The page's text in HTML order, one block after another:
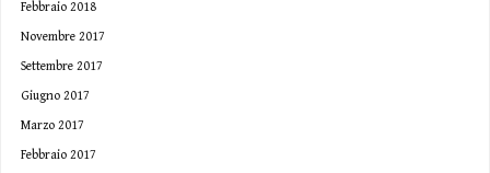
Febbraio 2018
Novembre 2017
Settembre 2017
Giugno 2017
Marzo 2017
Febbraio 2017